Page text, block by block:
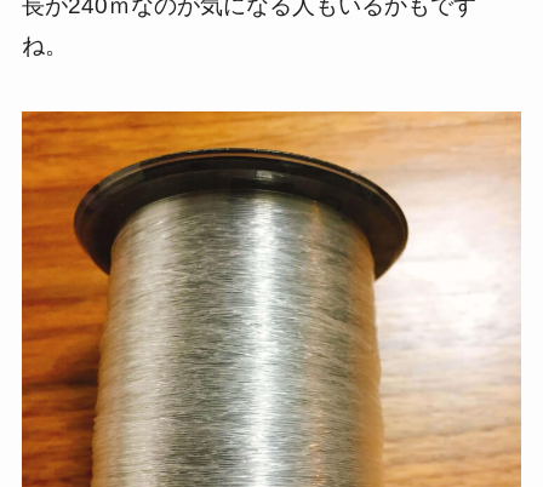
長が240ｍなのが気になる人もいるかもです
ね。